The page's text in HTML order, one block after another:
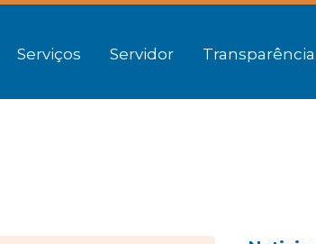
Serviços Servidor Transparência